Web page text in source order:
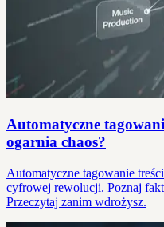
Automatyczne
ogarnia chaos?
Automatyczne tagowanie
cyfrowej rewolucji. Poznaj
Przeczytaj zanim wdrożysz.